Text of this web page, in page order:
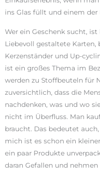
ins Glas füllt und einem der
Wer ein Geschenk sucht,
Liebevoll gestaltete Karten,
Kerzenständer und Up-
ist ein großes Thema im
werden zu Stoffbeuteln für
zuversichtlich, dass die
nachdenken, was und wo
nicht im Überfluss. Man
braucht. Das bedeutet
mich ist es schon ein
ein paar Produkte
daran Gefallen und